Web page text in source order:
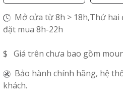
+ Thêm
30.450.000 đ(VAT)
Máy Lạnh Áp Trần
FHNQ36MV1
+
Máy
Mở cửa từ 8h > 18h,Thứ
đặt mua 8h-22h
$ Giá trên chưa bao gồm
Bảo hành chính hãng, hệ
khách.